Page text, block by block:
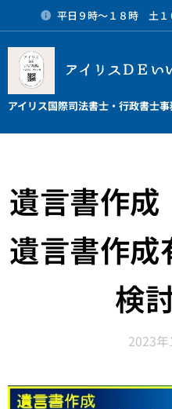
平日９時～１８時 土
アイリスＤＥい
アイリス国際司法書士・行政書士
遺言書作成
遺言書作成
検
2023